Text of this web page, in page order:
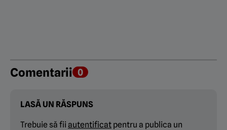
Comentarii 0
LASĂ UN RĂSPUNS
Trebuie să fii autentificat pentru a publica un